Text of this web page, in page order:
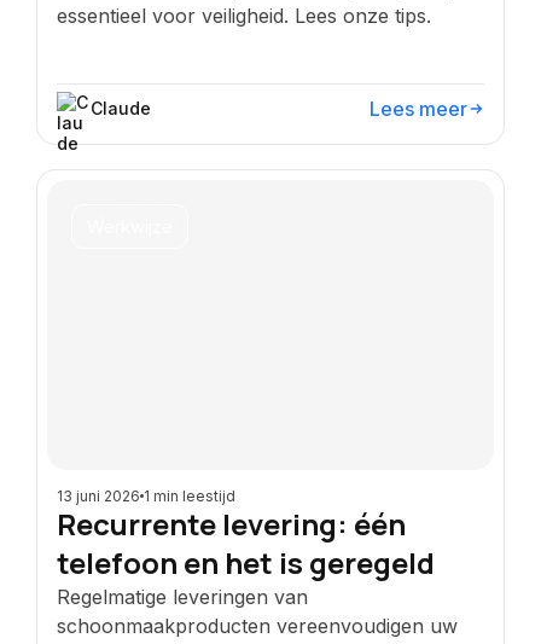
essentieel voor veiligheid. Lees onze tips.
Claude Lees meer
13 juni 2026 1 min leestijd
Recurrente levering: één
telefoon en het is geregeld
Regelmatige leveringen van
schoonmaakproducten vereenvoudigen uw